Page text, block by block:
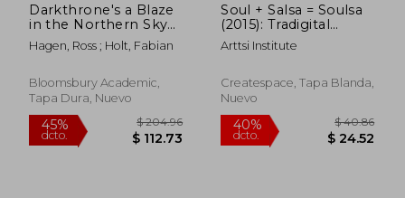
40%
Darkthrone's a Blaze
in the Northern Sky
(en Inglés)
Hagen, Ross ; Holt, Fabian
Bloomsbury Academic,
Tapa Dura, Nuevo
Soul + Salsa = Soulsa
(2015): Tradigital
Multicultural Music
Scores (en Inglés)
Arttsi Institute
Createspace, Tapa Blanda,
Nuevo